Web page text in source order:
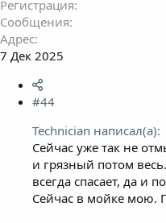
Регистрация
Сообщения
Адрес
7 Дек 2025
#44
Technician написал(а):
Сейчас уже так не
и грязный потом
всегда спасает, да и
Сейчас в мойке мою.